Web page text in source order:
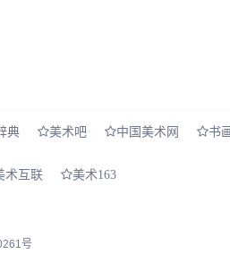
典 美术吧 中国美术网 书
术互联 美术163
号